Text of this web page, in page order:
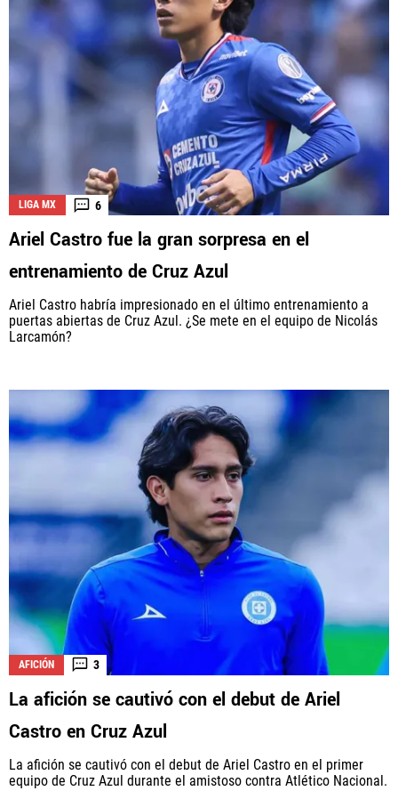
LIGA MX 6
Ariel Castro fue la gran sorpresa en el
entrenamiento de Cruz Azul
Ariel Castro habría impresionado en el último entrenamiento a
puertas abiertas de Cruz Azul. ¿Se mete en el equipo de Nicolás
Larcamón?
AFICIÓN 3
La afición se cautivó con el debut de Ariel
Castro en Cruz Azul
La afición se cautivó con el debut de Ariel Castro en el primer
equipo de Cruz Azul durante el amistoso contra Atlético Nacional.